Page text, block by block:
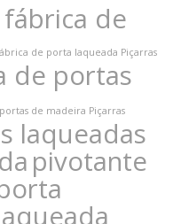
fábrica de
de porta laqueada Piçarras
de portas
de madeira Piçarras
laqueadas
pivotante